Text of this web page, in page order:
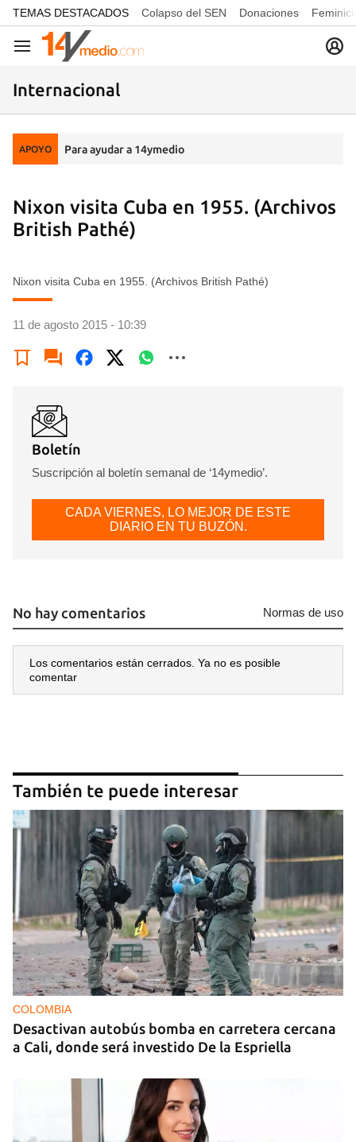
common.go-to-content
TEMAS DESTACADOS Colapso del SEN Donaciones
Navegación
Internacional
APOYO Para ayudar a 14ymedio
Nixon visita Cuba en 1955. (Archivos
British Pathé)
Nixon visita Cuba en 1955. (Archivos British Pathé)
11 de agosto 2015 - 10:39
Boletín
Suscripción al boletín semanal de ‘14ymedio’.
CADA VIERNES, LO MEJOR DE ESTE
DIARIO EN TU BUZÓN.
No hay comentarios Normas de uso
Los comentarios están cerrados. Ya no es posible
comentar
También te puede interesar
COLOMBIA
Desactivan autobús bomba en carretera cercana
a Cali, donde será investido De la Espriella